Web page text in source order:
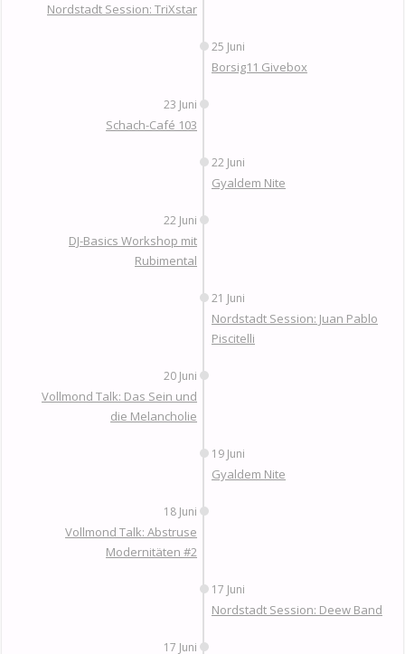
Nordstadt Session: TriXstar
25 Juni
Borsig11 Givebox
23 Juni
Schach-Café 103
22 Juni
Gyaldem Nite
22 Juni
DJ-Basics Workshop mit
Rubimental
21 Juni
Nordstadt Session: Juan Pablo
Piscitelli
20 Juni
Vollmond Talk: Das Sein und
die Melancholie
19 Juni
Gyaldem Nite
18 Juni
Vollmond Talk: Abstruse
Modernitäten #2
17 Juni
Nordstadt Session: Deew Band
17 Juni